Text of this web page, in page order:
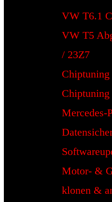
VW T6.1
VW T5
/ 23Z7
Chiptuning
Chiptuning
Mercedes-
Motor- &
klonen &